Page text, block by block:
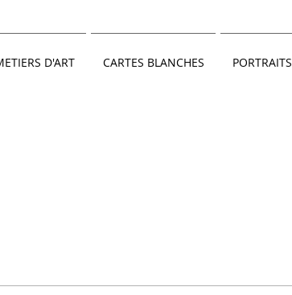
D'ART CARTES BLANCHES PORTRAITS